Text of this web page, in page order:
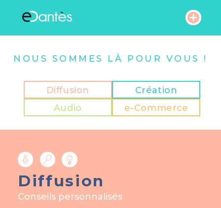
Nos créations
Nos partenaires
Actualités
NOUS SOMMES LÀ POUR VOUS !
Diffusion
Création
Audio
e-Commerce
Diffusion
Conseils personnalisés